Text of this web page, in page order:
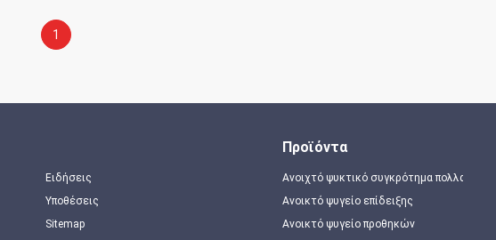
1
Ειδήσεις
Υποθέσεις
Sitemap
Προϊόντα
Ανοιχτό ψυκτικό συγκρότημα
Ανοικτό ψυγείο επίδειξης
Ανοικτό ψυγείο προθηκών